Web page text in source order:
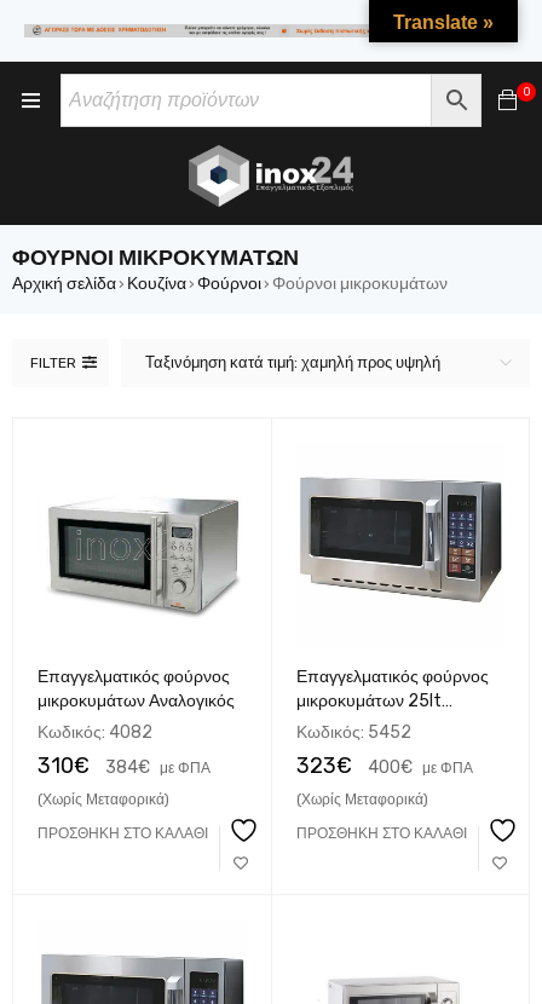
0
ΦΟΎΡΝΟΙ ΜΙΚΡΟΚΥΜΆΤΩΝ
Αρχική σελίδα› Κουζίνα› Φούρνοι› Φούρνοι μικροκυμάτων
FILTER Ταξινόμηση κατά τιμή: χαμηλή προς υψηλή
Επαγγελματικός φούρνος
μικροκυμάτων Αναλογικός
Κωδικός: 4082
310€ 384€ με ΦΠΑ
(Χωρίς Μεταφορικά)
ΠΡΟΣΘΉΚΗ ΣΤΟ ΚΑΛΆΘΙ
Επαγγελματικός φούρνος
μικροκυμάτων 25lt
Αναλογικός
Κωδικός: 5452
323€ 400€
με ΦΠΑ
(Χωρίς Μεταφορικά)
ΠΡΟΣΘΉΚΗ ΣΤΟ ΚΑΛΆΘΙ
Translate »